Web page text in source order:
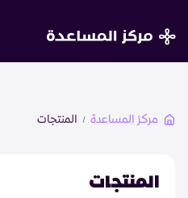
close
الرئيسية
مركز المساعدة المنتجات
المنتجات